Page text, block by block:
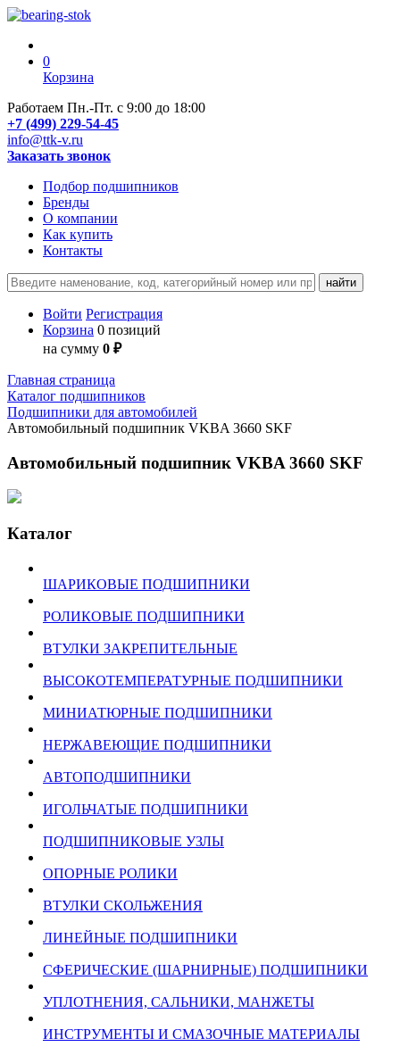
0
Корзина
Работаем Пн.-Пт. с 9:00 до 18:00
+7 (499) 229-54-45
info@ttk-v.ru
Заказать звонок
Подбор подшипников
Бренды
О компании
Как купить
Контакты
Войти Регистрация
Корзина 0 позиций
на сумму 0 ₽
Главная страница
Каталог подшипников
Подшипники для автомобилей
Автомобильный подшипник VKBA 3660 SKF
Автомобильный подшипник VKBA 3660 SKF
Каталог
ШАРИКОВЫЕ ПОДШИПНИКИ
РОЛИКОВЫЕ ПОДШИПНИКИ
ВТУЛКИ ЗАКРЕПИТЕЛЬНЫЕ
ВЫСОКОТЕМПЕРАТУРНЫЕ ПОДШИПНИКИ
МИНИАТЮРНЫЕ ПОДШИПНИКИ
НЕРЖАВЕЮЩИЕ ПОДШИПНИКИ
АВТОПОДШИПНИКИ
ИГОЛЬЧАТЫЕ ПОДШИПНИКИ
ПОДШИПНИКОВЫЕ УЗЛЫ
ОПОРНЫЕ РОЛИКИ
ВТУЛКИ СКОЛЬЖЕНИЯ
ЛИНЕЙНЫЕ ПОДШИПНИКИ
СФЕРИЧЕСКИЕ (ШАРНИРНЫЕ) ПОДШИПНИКИ
УПЛОТНЕНИЯ, САЛЬНИКИ, МАНЖЕТЫ
ИНСТРУМЕНТЫ И СМАЗОЧНЫЕ МАТЕРИАЛЫ